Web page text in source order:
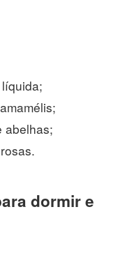
abelhas;
dormir e